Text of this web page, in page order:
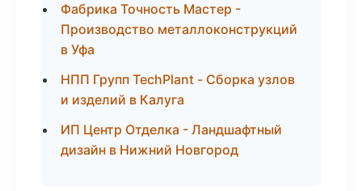
Фабрика Точность Мастер -
Производство металлоконструкций
в Уфа
НПП Групп TechPlant - Сборка узлов
и изделий в Калуга
ИП Центр Отделка - Ландшафтный
дизайн в Нижний Новгород